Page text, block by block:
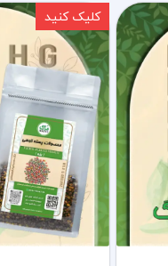
کلیک کنید